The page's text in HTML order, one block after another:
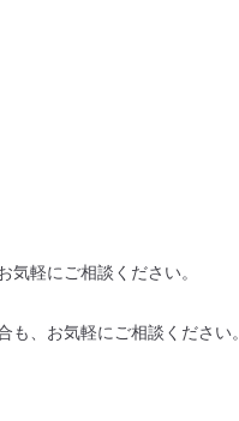
軽にご相談ください。
、お気軽にご相談ください。